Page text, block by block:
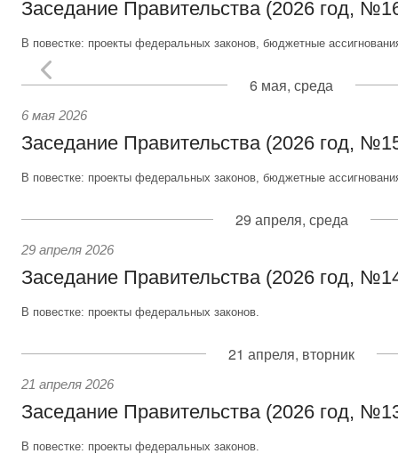
Заседание Правительства (2026 год,
В повестке: проекты федеральных законов, бюджетные
6 мая, среда
6 мая 2026
Заседание Правительства (2026 год,
В повестке: проекты федеральных законов, бюджетные
29 апреля, среда
29 апреля 2026
Заседание Правительства (2026 год,
В повестке: проекты федеральных законов.
21 апреля, вторник
21 апреля 2026
Заседание Правительства (2026 год,
В повестке: проекты федеральных законов.